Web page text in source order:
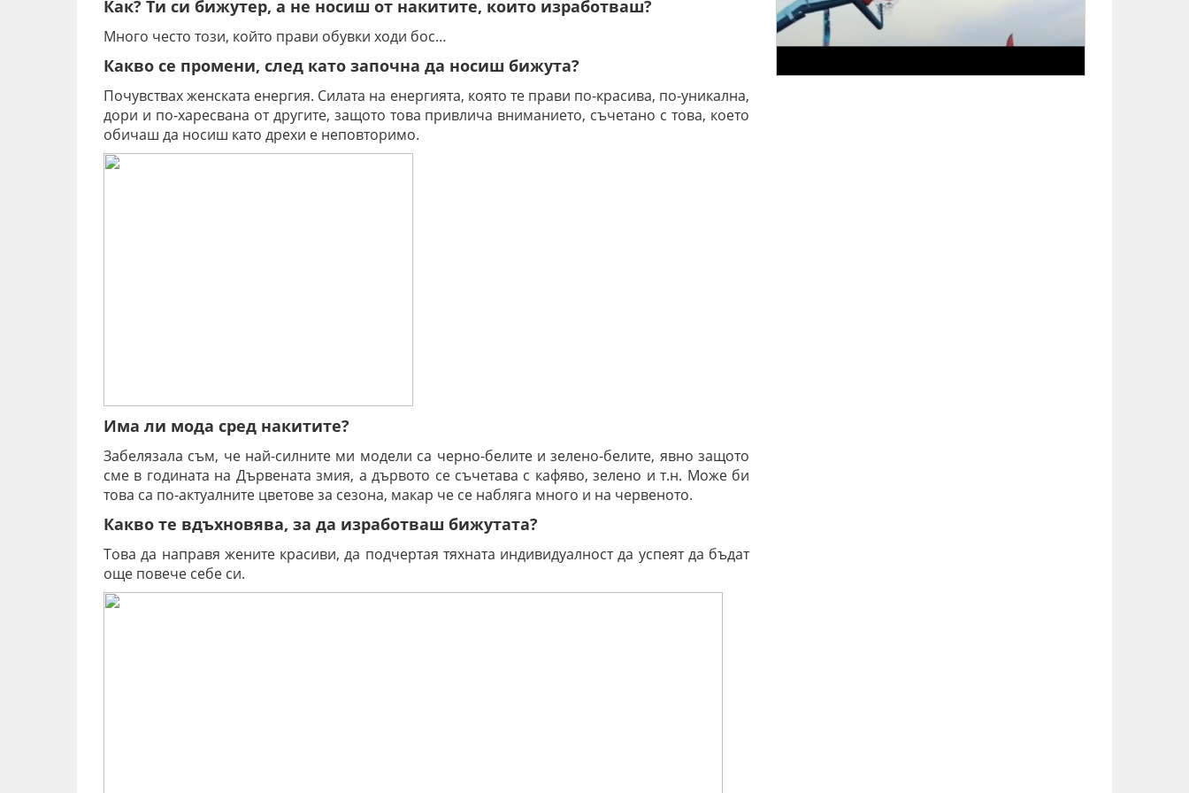
Как? Ти си бижутер, а не носиш от накитите, които изработваш?
Много често този, който прави обувки ходи бос…
Какво се промени, след като започна да носиш бижута?
Почувствах женската енергия. Силата на енергията, която те прави по-красива, по-уникална,
дори и по-харесвана от другите, защото това привлича вниманието, съчетано с това, което
обичаш да носиш като дрехи е неповторимо.
Има ли мода сред накитите?
Забелязала съм, че най-силните ми модели са черно-белите и зелено-белите, явно защото
сме в годината на Дървената змия, а дървото се съчетава с кафяво, зелено и т.н. Може би
това са по-актуалните цветове за сезона, макар че се набляга много и на червеното.
Какво те вдъхновява, за да изработваш бижутата?
Това да направя жените красиви, да подчертая тяхната индивидуалност да успеят да бъдат
още повече себе си.